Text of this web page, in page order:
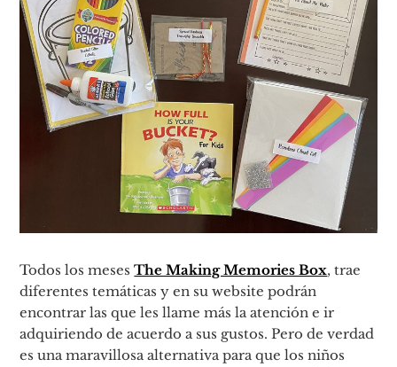
Todos los mesesThe Making Memories Box, trae
diferentes temáticas y en su website podrán
encontrar las que les llame más la atención e ir
adquiriendo de acuerdo a sus gustos. Pero de verdad
es una maravillosa alternativa para que los niños